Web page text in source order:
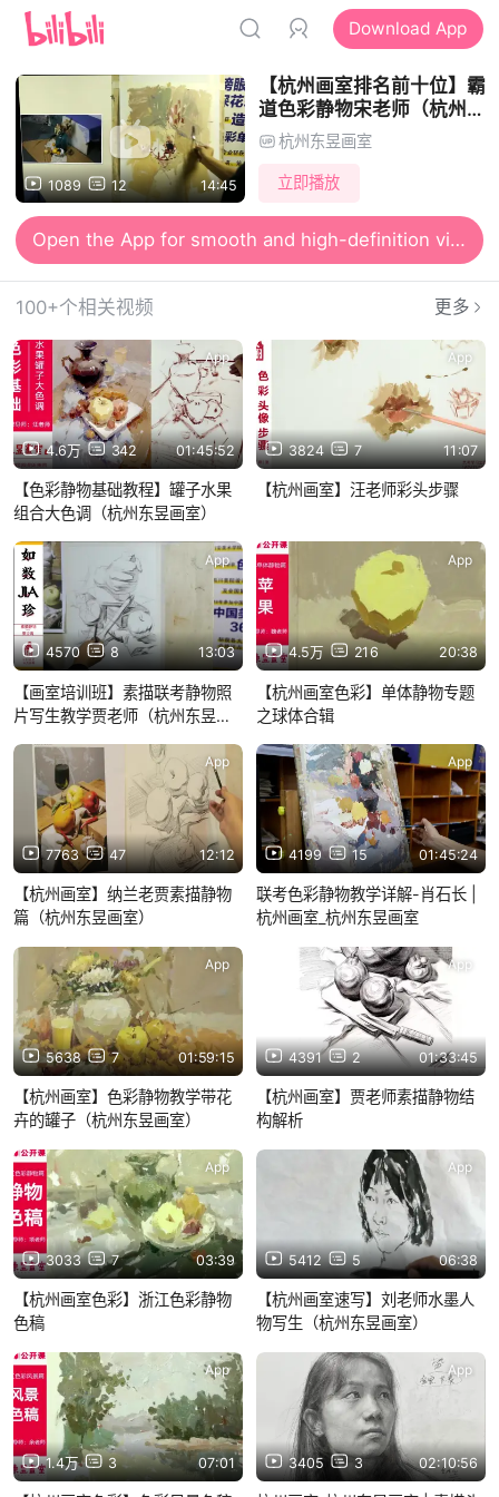
Download App
1089 12 14:45
【杭州画室排名前十位】霸
道色彩静物宋老师（杭州东
昱画室）
杭州东昱画室
立即播放
Open the App for smooth and high-definition viewing
100+个相关视频 更多
4.6万 342 01:45:52
App
【色彩静物基础教程】罐子水果
组合大色调（杭州东昱画室）
3824 7 11:07
App
【杭州画室】汪老师彩头步骤
4570 8 13:03
App
【画室培训班】素描联考静物照
片写生教学贾老师（杭州东昱画
4.5万 216 20:38
App
【杭州画室色彩】单体静物专题
之球体合辑
7763 47 12:12
App
【杭州画室】纳兰老贾素描静物
篇（杭州东昱画室）
4199 15 01:45:24
App
联考色彩静物教学详解-肖石长 |
杭州画室_杭州东昱画室
5638 7 01:59:15
App
【杭州画室】色彩静物教学带花
卉的罐子（杭州东昱画室）
4391 2 01:33:45
App
【杭州画室】贾老师素描静物结
构解析
3033 7 03:39
App
【杭州画室色彩】浙江色彩静物
色稿
5412 5 06:38
App
【杭州画室速写】刘老师水墨人
物写生（杭州东昱画室）
1.4万 3 07:01
App
3405 3 02:10:56
App